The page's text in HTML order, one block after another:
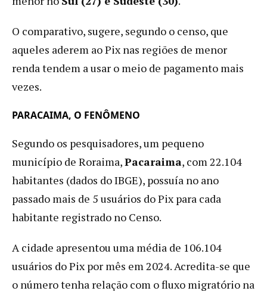
O comparativo, sugere, segundo o censo, que
aqueles aderem ao Pix nas regiões de menor
renda tendem a usar o meio de pagamento mais
vezes.
PARACAIMA, O FENÔMENO
Segundo os pesquisadores, um pequeno
município de Roraima,Pacaraima, com 22.104
habitantes (dados do IBGE), possuía no ano
passado mais de 5 usuários do Pix para cada
habitante registrado no Censo.
A cidade apresentou uma média de 106.104
usuários do Pix por mês em 2024. Acredita-se que
o número tenha relação com o fluxo migratório na